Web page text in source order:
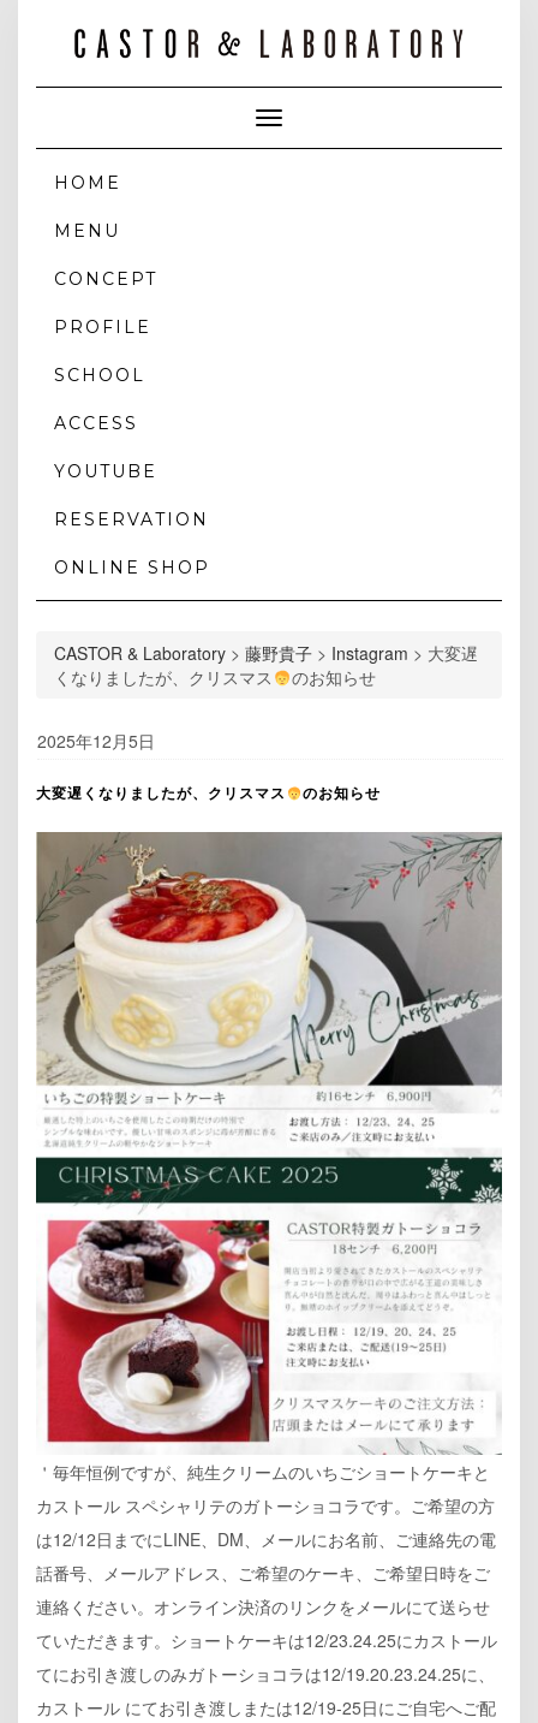
Toggle
Navigation
HOME
MENU
CONCEPT
PROFILE
SCHOOL
ACCESS
YOUTUBE
RESERVATION
ONLINE SHOP
CASTOR & Laboratory > 藤野貴子 > Instagram > 大変遅
くなりましたが、クリスマス
‍のお知らせ
2025年12月5日
大変遅くなりましたが、クリスマス ‍のお知らせ
＇毎年恒例ですが、純生クリームのいちごショートケーキと
カストール スペシャリテのガトーショコラです。ご希望の方
は12/12日までにLINE、DM、メールにお名前、ご連絡先の電
話番号、メールアドレス、ご希望のケーキ、ご希望日時をご
連絡ください。オンライン決済のリンクをメールにて送らせ
ていただきます。ショートケーキは12/23.24.25にカストール
てにお引き渡しのみガトーショコラは12/19.20.23.24.25に、
カストール にてお引き渡しまたは12/19-25日にご自宅へご配